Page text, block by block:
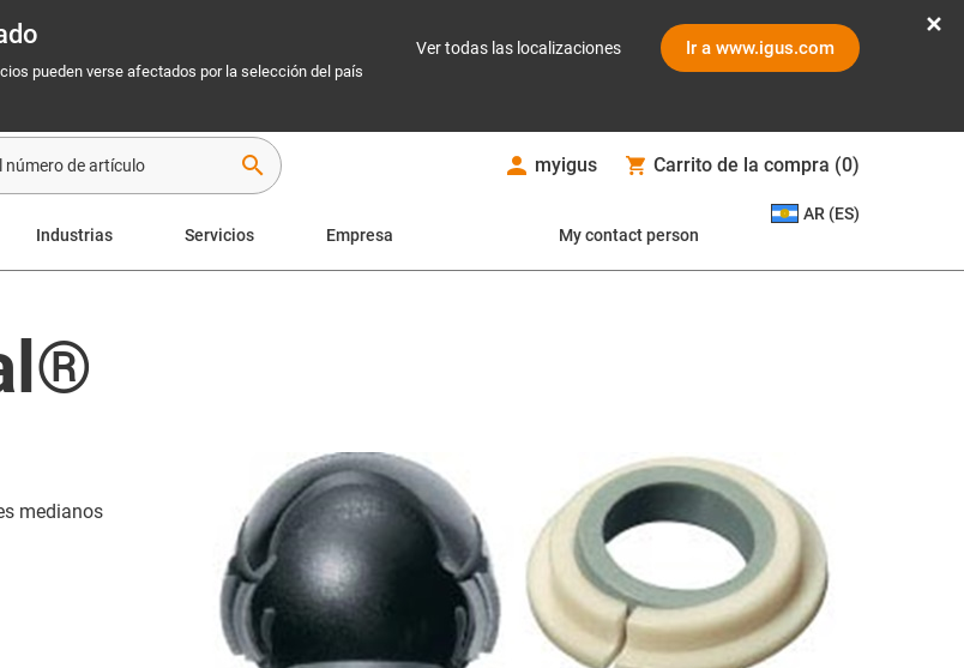
pueden verse afectados por la selección del país
Ver todas las localizaciones Ir a www.igus.com
search myigus Carrito de la compra (0)
Industrias Servicios Empresa My contact person
AR (ES)
medianos